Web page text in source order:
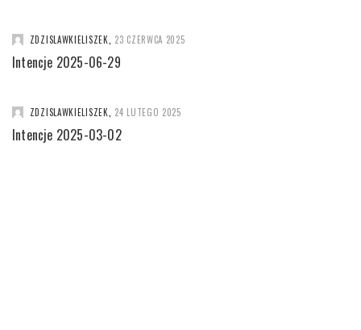
ZDZISLAWKIELISZEK 23 CZERWCA 2025
Intencje 2025-06-29
ZDZISLAWKIELISZEK 24 LUTEGO 2025
Intencje 2025-03-02